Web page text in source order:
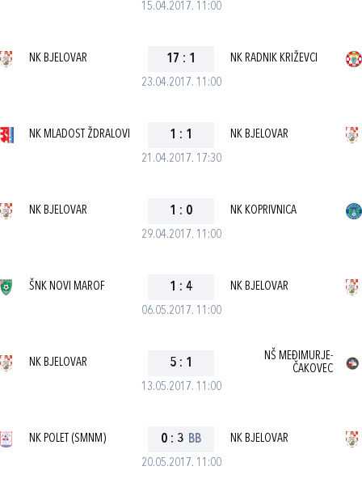
15.04.2017. 11:00
23.04.2017. 11:00
NK BJELOVAR 17 : 1 NK RADNIK KRIŽEVCI
21.04.2017. 17:30
NK MLADOST ŽDRALOVI 1 : 1 NK BJELOVAR
29.04.2017. 11:00
NK BJELOVAR 1 : 0 NK KOPRIVNICA
06.05.2017. 11:00
ŠNK NOVI MAROF 1 : 4 NK BJELOVAR
13.05.2017. 11:00
NK BJELOVAR 5 : 1
NŠ MEĐIMURJE-
ČAKOVEC
20.05.2017. 11:00
NK POLET (SMNM) 0 : 3 BB NK BJELOVAR